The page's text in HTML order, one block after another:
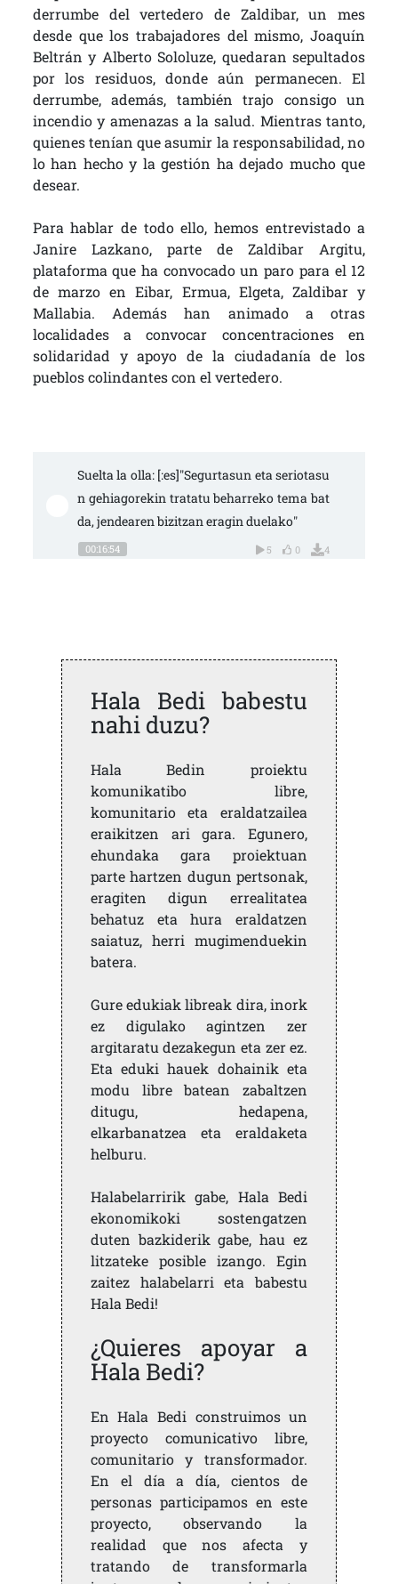
derrumbe del vertedero de Zaldibar, un mes
desde que los trabajadores del mismo, Joaquín
Beltrán y Alberto Sololuze, quedaran sepultados
por los residuos, donde aún permanecen. El
derrumbe, además, también trajo consigo un
incendio y amenazas a la salud. Mientras tanto,
quienes tenían que asumir la responsabilidad, no
lo han hecho y la gestión ha dejado mucho que
desear.
Para hablar de todo ello, hemos entrevistado a
Janire Lazkano, parte de Zaldibar Argitu,
plataforma que ha convocado un paro para el 12
de marzo en Eibar, Ermua, Elgeta, Zaldibar y
Mallabia. Además han animado a otras
localidades a convocar concentraciones en
solidaridad y apoyo de la ciudadanía de los
pueblos colindantes con el vertedero.
Suelta la olla: [:es]"Segurtasun eta seriotasu
n gehiagorekin tratatu beharreko tema bat
da, jendearen bizitzan eragin duelako"
00:16:54 5 0 4
Hala Bedi babestu
nahi duzu?
Hala Bedin proiektu
komunikatibo libre,
komunitario eta eraldatzailea
eraikitzen ari gara. Egunero,
ehundaka gara proiektuan
parte hartzen dugun pertsonak,
eragiten digun errealitatea
behatuz eta hura eraldatzen
saiatuz, herri mugimenduekin
batera.
Gure edukiak libreak dira, inork
ez digulako agintzen zer
argitaratu dezakegun eta zer ez.
Eta eduki hauek dohainik eta
modu libre batean zabaltzen
ditugu, hedapena,
elkarbanatzea eta eraldaketa
helburu.
Halabelarririk gabe, Hala Bedi
ekonomikoki sostengatzen
duten bazkiderik gabe, hau ez
litzateke posible izango. Egin
zaitez halabelarri eta babestu
Hala Bedi!
¿Quieres apoyar a
Hala Bedi?
En Hala Bedi construimos un
proyecto comunicativo libre,
comunitario y transformador.
En el día a día, cientos de
personas participamos en este
proyecto, observando la
realidad que nos afecta y
tratando de transformarla